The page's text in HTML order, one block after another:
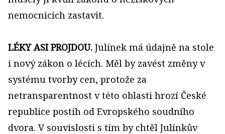
nemocnicích zastavit.
LÉKY ASI PROJDOU. Julínek má údajně na stole
i nový zákon o lécích. Měl by zavést změny v
systému tvorby cen, protože za
netransparentnost v této oblasti hrozí České
republice postih od Evropského soudního
dvora. V souvislosti s tím by chtěl Julínkův